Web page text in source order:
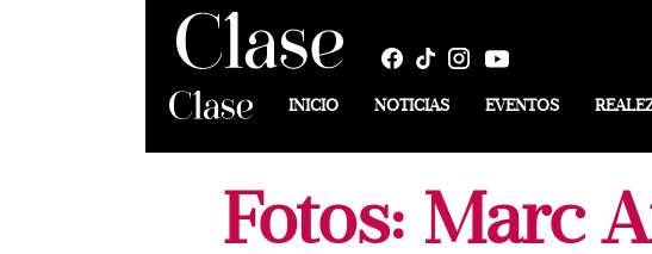
INICIO NOTICIAS EVENTOS
Fotos: Marc